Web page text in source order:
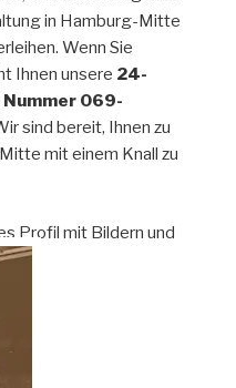
in Hamburg-Mitte
Wenn Sie
Ihnen unsere 24-
069-
sind bereit, Ihnen zu
mit einem Knall zu
Profil mit Bildern und